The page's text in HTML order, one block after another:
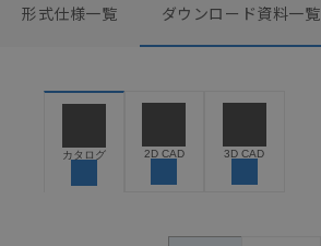
形式仕様一覧 ダウンロード資料一覧
カタログ 2D CAD 3D CAD